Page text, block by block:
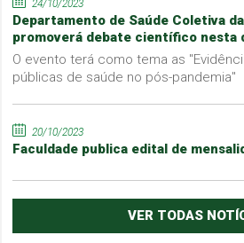
24/10/2023
Departamento de Saúde Coletiva
promoverá debate científico nesta
O evento terá como tema as
públicas de saúde no pós-pandemia"
20/10/2023
Faculdade publica edital de
VER TODAS